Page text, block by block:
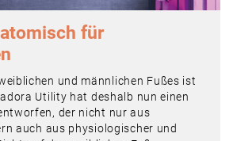
für
und männlichen Fußes ist
Utility hat deshalb nun einen
der nicht nur aus
auch aus physiologischer und